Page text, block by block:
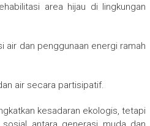
area hijau di lingkungan
air dan penggunaan energi ramah
air secara partisipatif.
kesadaran ekologis, tetapi